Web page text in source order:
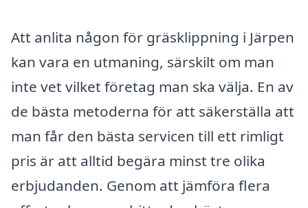
Att anlita någon för gräsklippning i Järpen
kan vara en utmaning, särskilt om man
inte vet vilket företag man ska välja. En av
de bästa metoderna för att säkerställa att
man får den bästa servicen till ett rimligt
pris är att alltid begära minst tre olika
erbjudanden. Genom att jämföra flera